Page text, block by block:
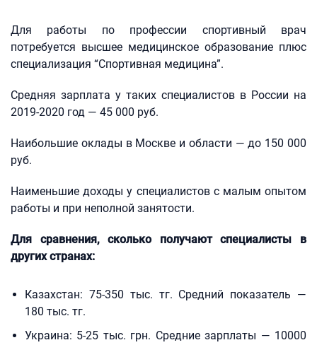
Для работы по профессии спортивный врач
потребуется высшее медицинское образование плюс
специализация “Спортивная медицина”.
Средняя зарплата у таких специалистов в России на
2019-2020 год — 45 000 руб.
Наибольшие оклады в Москве и области — до 150 000
руб.
Наименьшие доходы у специалистов с малым опытом
работы и при неполной занятости.
Для сравнения, сколько получают специалисты в
других странах:
Казахстан: 75-350 тыс. тг. Средний показатель —
180 тыс. тг.
Украина: 5-25 тыс. грн. Средние зарплаты — 10000